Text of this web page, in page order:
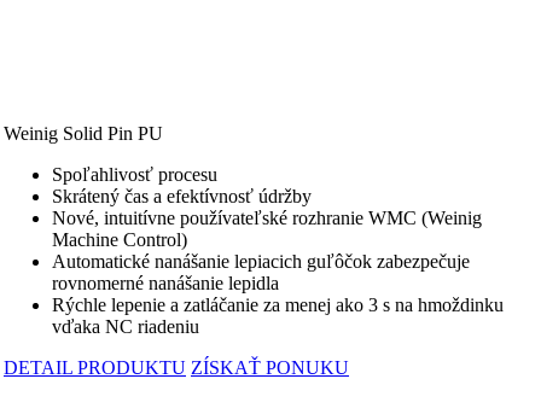
Weinig Solid Pin PU
Spoľahlivosť procesu
Skrátený čas a efektívnosť údržby
Nové, intuitívne používateľské rozhranie WMC (Weinig
Machine Control)
Automatické nanášanie lepiacich guľôčok zabezpečuje
rovnomerné nanášanie lepidla
Rýchle lepenie a zatláčanie za menej ako 3 s na hmoždinku
vďaka NC riadeniu
DETAIL PRODUKTU ZÍSKAŤ PONUKU